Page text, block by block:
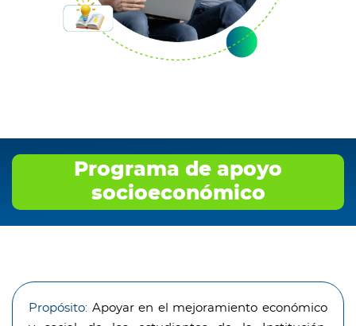
Programa de apoyo
socioeconómico
Propósito: Apoyar en el mejoramiento económico